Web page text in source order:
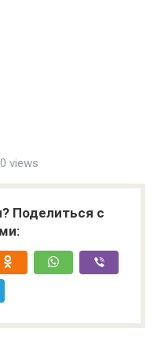
views
Поделиться с